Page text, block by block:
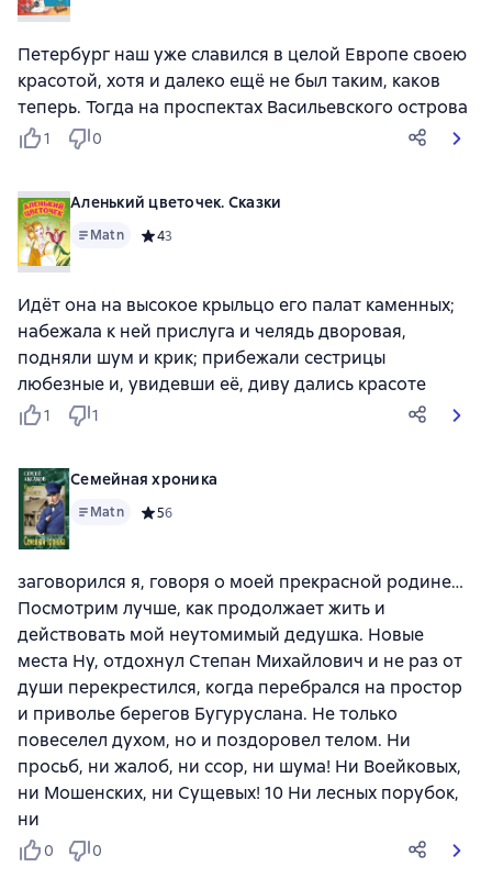
Петербург наш уже славился в целой Европе своею
красотой, хотя и далеко ещё не был таким, каков
теперь. Тогда на проспектах Васильевского острова
1 0
Аленький цветочек. Сказки
Matn Средний рейтинг 4 на основе 3 оценок
43
Идёт она на высокое крыльцо его палат каменных;
набежала к ней прислуга и челядь дворовая,
подняли шум и крик; прибежали сестрицы
любезные и, увидевши её, диву дались красоте
1 1
Семейная хроника
Matn Средний рейтинг 5 на основе 6 оценок
56
заговорился я, говоря о моей прекрасной родине…
Посмотрим лучше, как продолжает жить и
действовать мой неутомимый дедушка. Новые
места Ну, отдохнул Степан Михайлович и не раз от
души перекрестился, когда перебрался на простор
и приволье берегов Бугуруслана. Не только
повеселел духом, но и поздоровел телом. Ни
просьб, ни жалоб, ни ссор, ни шума! Ни Воейковых,
ни Мошенских, ни Сущевых! 10 Ни лесных порубок,
ни
0 0